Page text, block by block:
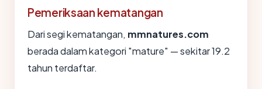
Pemeriksaan kematangan
Dari segi kematangan, mmnatures.com
berada dalam kategori "mature" — sekitar 19.2
tahun terdaftar.